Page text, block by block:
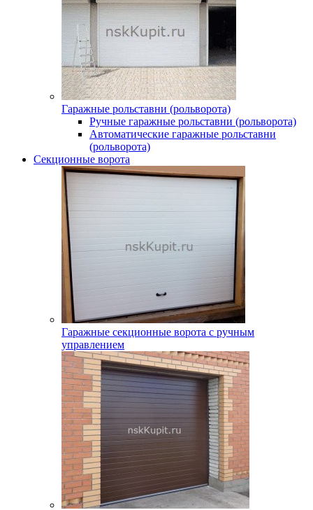
Гаражные рольставни (рольворота)
Ручные гаражные рольставни (рольворота)
Автоматические гаражные рольставни
(рольворота)
Секционные ворота
Гаражные секционные ворота с ручным
управлением